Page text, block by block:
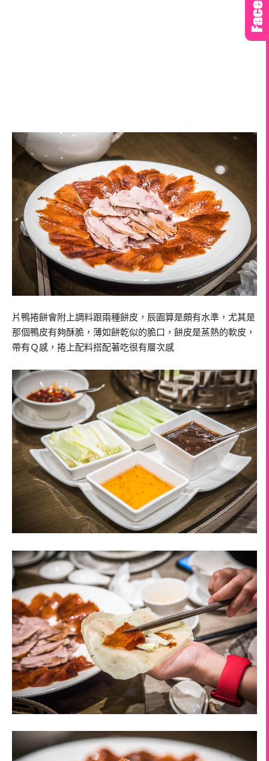
片鴨捲餅會附上調料跟兩種餅皮，辰園算是頗有水準，尤其是
那個鴨皮有夠酥脆，薄如餅乾似的脆口，餅皮是蒸熱的軟皮，
帶有Ｑ感，捲上配料搭配著吃很有層次感